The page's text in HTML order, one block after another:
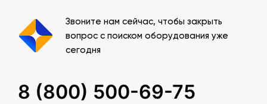
Звоните нам сейчас, чтобы закрыть
вопрос с поиском оборудования уже
сегодня
8 (800) 500-69-75